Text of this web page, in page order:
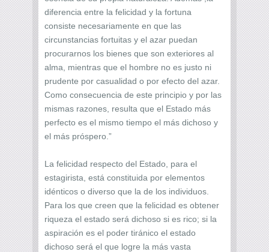
diferencia entre la felicidad y la fortuna
consiste necesariamente en que las
circunstancias fortuitas y el azar puedan
procurarnos los bienes que son exteriores al
alma, mientras que el hombre no es justo ni
prudente por casualidad o por efecto del azar.
Como consecuencia de este principio y por las
mismas razones, resulta que el Estado más
perfecto es el mismo tiempo el más dichoso y
el más próspero.”
La felicidad respecto del Estado, para el
estagirista, está constituida por elementos
idénticos o diverso que la de los individuos.
Para los que creen que la felicidad es obtener
riqueza el estado será dichoso si es rico; si la
aspiración es el poder tiránico el estado
dichoso será el que logre la más vasta